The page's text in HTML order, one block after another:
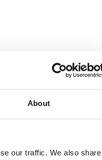
About
our traffic. We also share